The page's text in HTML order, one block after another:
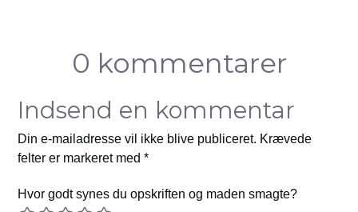
0 kommentarer
Indsend en kommentar
Din e-mailadresse vil ikke blive publiceret. Krævede
felter er markeret med*
Hvor godt synes du opskriften og maden smagte?